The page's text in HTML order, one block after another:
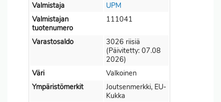
Valmistaja
UPM
Valmistajan
tuotenumero
111041
Varastosaldo
3026 riisiä
(Päivitetty: 07.08
2026)
Väri
Valkoinen
Ympäristömerkit
Joutsenmerkki, EU-
Kukka